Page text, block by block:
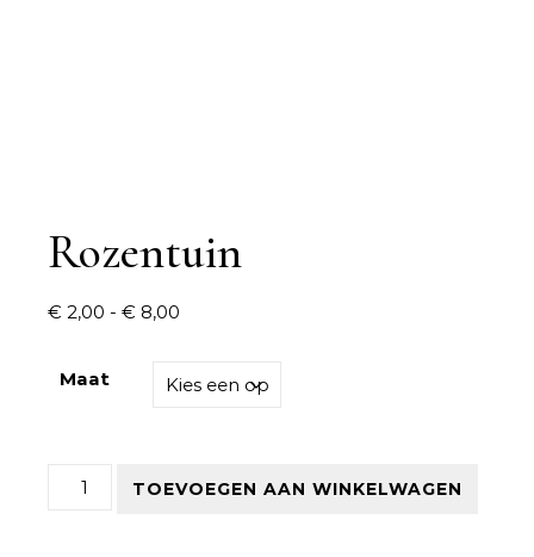
Rozentuin
€ 2,00 - € 8,00
Maat
Rozentuin aantal
TOEVOEGEN AAN WINKELWAGEN